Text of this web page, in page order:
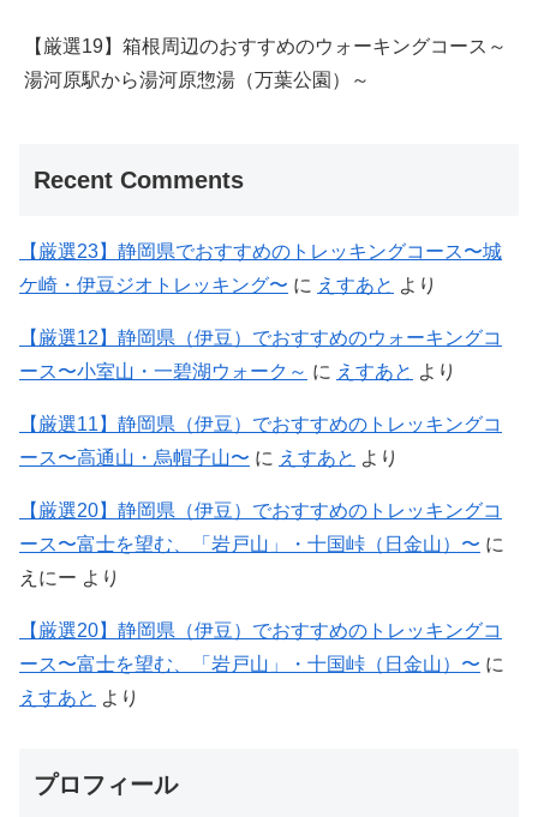
【厳選19】箱根周辺のおすすめのウォーキングコース～
湯河原駅から湯河原惣湯（万葉公園）～
Recent Comments
【厳選23】静岡県でおすすめのトレッキングコース〜城
ケ崎・伊豆ジオトレッキング〜 に えすあと より
【厳選12】静岡県（伊豆）でおすすめのウォーキングコ
ース〜小室山・一碧湖ウォーク～ に えすあと より
【厳選11】静岡県（伊豆）でおすすめのトレッキングコ
ース〜高通山・烏帽子山〜 に えすあと より
【厳選20】静岡県（伊豆）でおすすめのトレッキングコ
ース〜富士を望む、「岩戸山」・十国峠（日金山）〜 に
えにー より
【厳選20】静岡県（伊豆）でおすすめのトレッキングコ
ース〜富士を望む、「岩戸山」・十国峠（日金山）〜 に
えすあと より
プロフィール